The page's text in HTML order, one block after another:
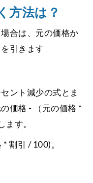
方法は？
合は、元の価格か
引きます
ント減少の式とま
価格 - （元の価格 *
す。
割引 / 100)。